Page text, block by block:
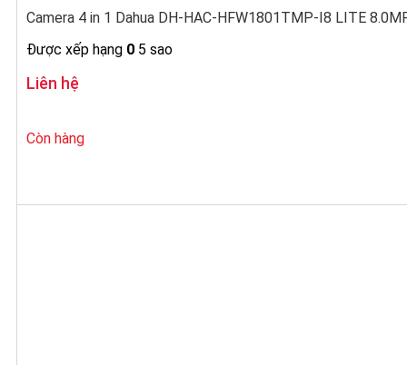
Camera 4 in 1 Dahua DH-HAC-HFW1801TMP-I8 LITE
Được xếp hạng 0 5 sao
Liên hệ
Còn hàng